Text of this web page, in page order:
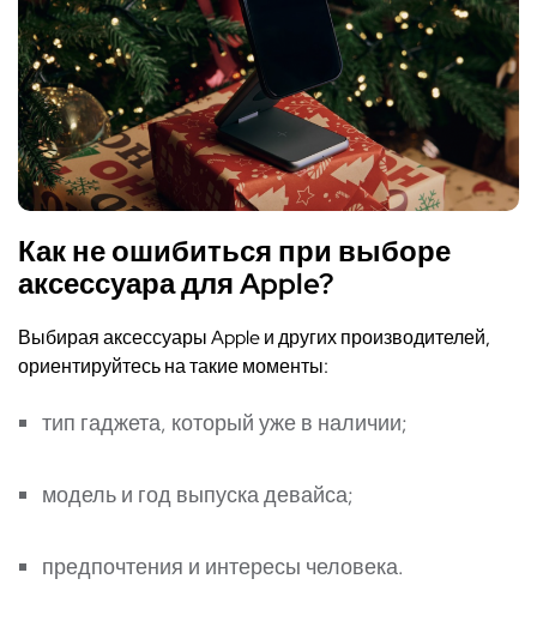
Как не ошибиться при выборе
аксессуара для Apple?
Выбирая аксессуары Apple и других производителей,
ориентируйтесь на такие моменты:
тип гаджета, который уже в наличии;
модель и год выпуска девайса;
предпочтения и интересы человека.